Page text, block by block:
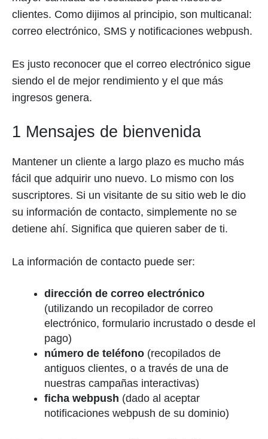
clientes. Como dijimos al principio, son multicanal:
correo electrónico, SMS y notificaciones webpush.
Es justo reconocer que el correo electrónico sigue
siendo el de mejor rendimiento y el que más
ingresos genera.
1 Mensajes de bienvenida
Mantener un cliente a largo plazo es mucho más
fácil que adquirir uno nuevo. Lo mismo con los
suscriptores. Si un visitante de su sitio web le dio
su información de contacto, simplemente no se
detiene ahí. Significa que quieren saber de ti.
La información de contacto puede ser:
dirección de correo electrónico
(utilizando un recopilador de correo
electrónico, formulario incrustado o desde el
pago)
número de teléfono (recopilados de
antiguos clientes, o a través de una de
nuestras campañas interactivas)
ficha webpush (dado al aceptar
notificaciones webpush de su dominio)